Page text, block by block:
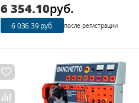
6 354.10руб.
6 036.39 руб. после регистрации